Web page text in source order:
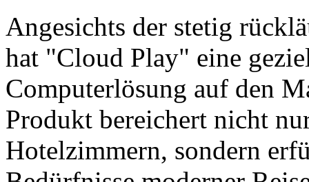
Angesichts der stetig
hat "Cloud Play" eine
Computerlösung auf den
Produkt bereichert nicht
Hotelzimmern, sondern